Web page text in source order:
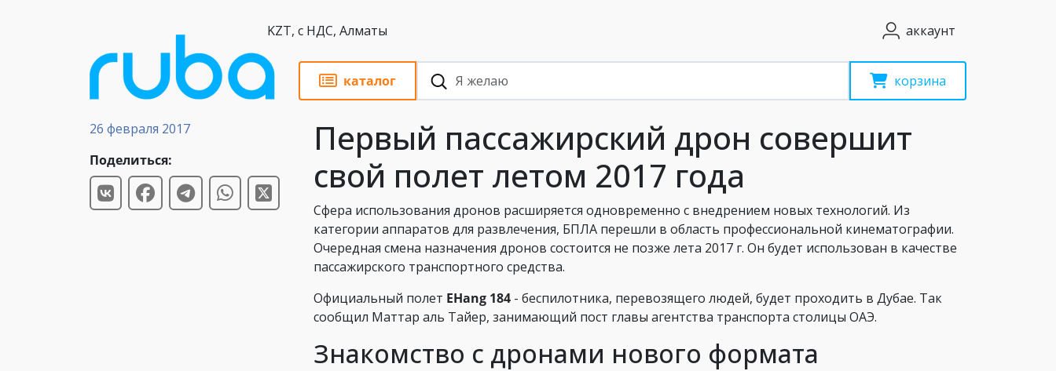
KZT, с НДС, Алматы аккаунт
каталог корзина
Новости
26 февраля 2017
Поделиться:
Первый пассажирский дрон совершит
свой полет летом 2017 года
Сфера использования дронов расширяется одновременно с внедрением новых технологий. Из
категории аппаратов для развлечения, БПЛА перешли в область профессиональной кинематографии.
Очередная смена назначения дронов состоится не позже лета 2017 г. Он будет использован в качестве
пассажирского транспортного средства.
Официальный полет EHang 184 - беспилотника, перевозящего людей, будет проходить в Дубае. Так
сообщил Маттар аль Тайер, занимающий пост главы агентства транспорта столицы ОАЭ.
Знакомство с дронами нового формата